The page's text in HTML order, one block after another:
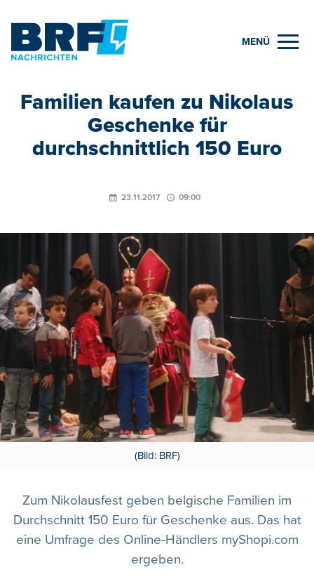
MENÜ
Familien kaufen zu Nikolaus
Geschenke für
durchschnittlich 150 Euro
23.11.2017 09:00
(Bild: BRF)
Zum Nikolausfest geben belgische Familien im
Durchschnitt 150 Euro für Geschenke aus. Das hat
eine Umfrage des Online-Händlers myShopi.com
ergeben.